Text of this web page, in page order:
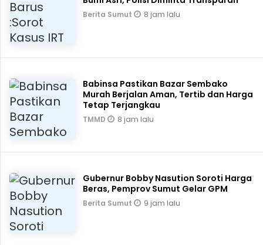
Berita Sumut 8 jam lalu
Babinsa Pastikan Bazar Sembako
Murah Berjalan Aman, Tertib dan Harga
Tetap Terjangkau
TMMD 8 jam lalu
Gubernur Bobby Nasution Soroti Harga
Beras, Pemprov Sumut Gelar GPM
Berita Sumut 9 jam lalu